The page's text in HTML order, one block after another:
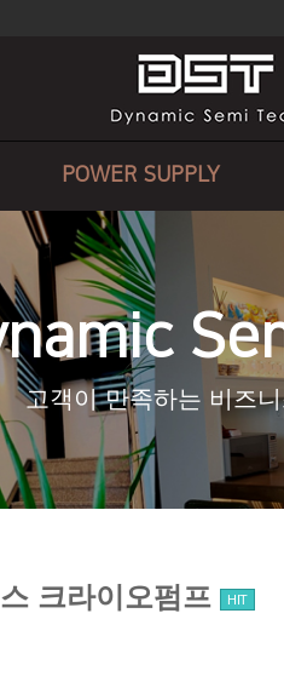
POWER SUPPLY
고객이 만족하는 비즈
크라이오펌프 HIT